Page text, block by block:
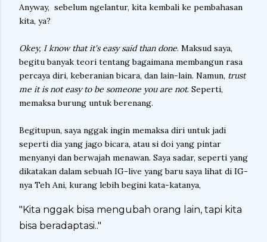
Anyway, sebelum ngelantur, kita kembali ke pembahasan
kita, ya?
Okey, I know that it's easy said than done. Maksud saya,
begitu banyak teori tentang bagaimana membangun rasa
percaya diri, keberanian bicara, dan lain-lain. Namun, trust
me it is not easy to be someone you are not. Seperti,
memaksa burung untuk berenang.
Begitupun, saya nggak ingin memaksa diri untuk jadi
seperti dia yang jago bicara, atau si doi yang pintar
menyanyi dan berwajah menawan. Saya sadar, seperti yang
dikatakan dalam sebuah IG-live yang baru saya lihat di IG-
nya Teh Ani, kurang lebih begini kata-katanya,
"Kita nggak bisa mengubah orang lain, tapi kita
bisa beradaptasi.."